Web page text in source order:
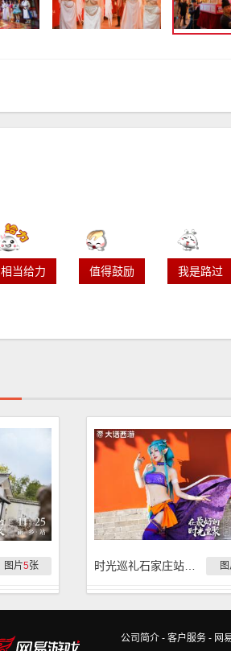
相当给力 值得鼓励 我是路过
图片5张
公司简介 - 客户服务 - 网